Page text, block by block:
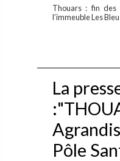
Thouars : fin des
l’immeuble Les
La
Pôle